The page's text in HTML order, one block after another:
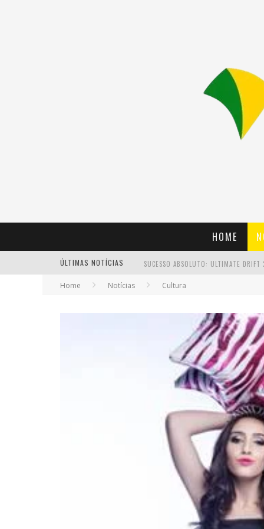
HOME
ÚLTIMAS NOTÍCIAS
EM ABRIL, BOULEVARD SHOPPING BH
Home Notícias Cultura